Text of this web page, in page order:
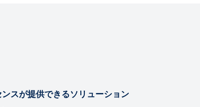
ンスが提供できるソリューション